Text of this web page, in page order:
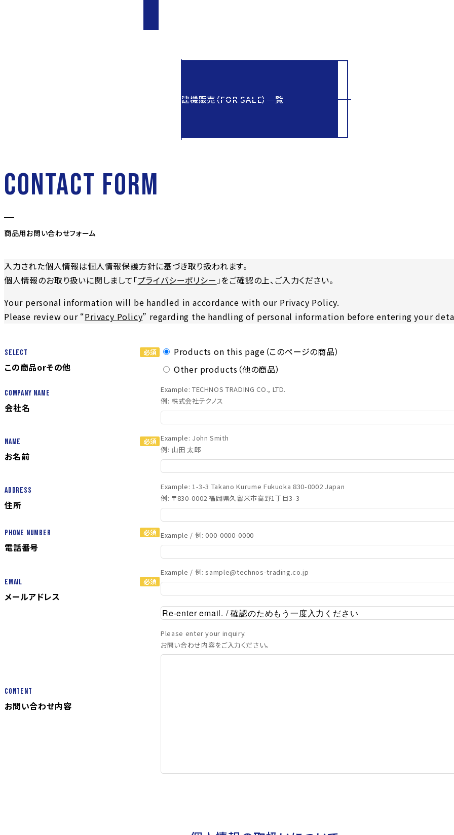
建機販売（FOR SALE）一覧
CONTACT FORM
商品用お問い合わせフォーム
入力された個人情報は個人情報保護方針に基づき取り扱われます。
個人情報のお取り扱いに関しまして「プライバシーポリシー」をご確認の上、ご入力ください。
Your personal information will be handled in accordance with our Privacy Policy.
Please review our “Privacy Policy” regarding the handling of personal information before entering your
Select
この商品orその他
Products on this page（このページの商品）
Other products（他の商品）
Company Name
会社名
Example: TECHNOS TRADING CO., LTD.
例: 株式会社テクノス
Name
お名前
Example: John Smith
例: 山田 太郎
Address
住所
Example: 1-3-3 Takano Kurume Fukuoka 830-0002 Japan
例: 〒830-0002 福岡県久留米市高野1丁目3-3
Phone Number
電話番号
Example / 例: 000-0000-0000
Email
メールアドレス
Example / 例: sample@technos-trading.co.jp
Content
お問い合わせ内容
Please enter your inquiry.
お問い合わせ内容をご入力ください。